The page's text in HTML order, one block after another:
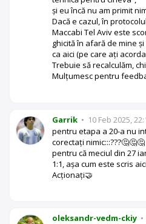
și eu încă nu am primit
Dacă e cazul, în
Maccabi Tel Aviv este
ghicită în afară de mine
ca aici (pe care ați
Trebuie să recalculăm,
Mulțumesc pentru
Garrik • 10 Feb 2025,
pentru etapa a 20-a nu
corectați nimic:::???🤔🤔🤔
pentru că meciul din 27
1:1, așa cum este scris
Acționați🤝
oleksandr-vedm-ckiy •